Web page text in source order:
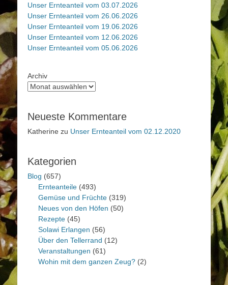
Unser Ernteanteil vom 03.07.2026
Unser Ernteanteil vom 26.06.2026
Unser Ernteanteil vom 19.06.2026
Unser Ernteanteil vom 12.06.2026
Unser Ernteanteil vom 05.06.2026
Archiv
Neueste Kommentare
Katherine zu Unser Ernteanteil vom 02.12.2020
Kategorien
Blog (657)
Ernteanteile (493)
Gemüse und Früchte (319)
Neues von den Höfen (50)
Rezepte (45)
Solawi Erlangen (56)
Über den Tellerrand (12)
Veranstaltungen (61)
Wohin mit dem ganzen Zeug? (2)